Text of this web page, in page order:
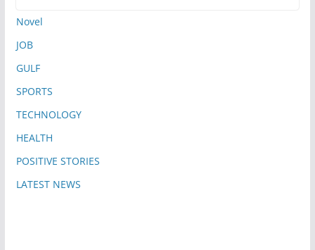
Novel
JOB
GULF
SPORTS
TECHNOLOGY
HEALTH
POSITIVE STORIES
LATEST NEWS